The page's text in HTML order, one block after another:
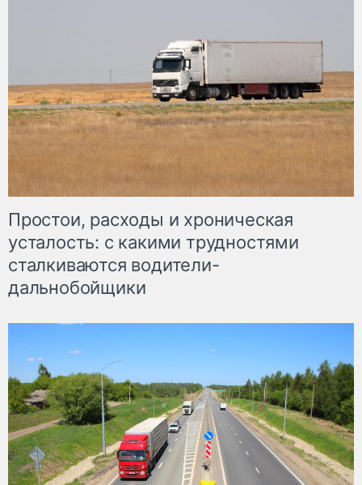
Простои, расходы и хроническая
усталость: с какими трудностями
сталкиваются водители-
дальнобойщики